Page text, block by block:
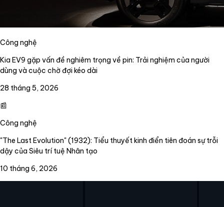
Công nghệ
Kia EV9 gặp vấn đề nghiêm trọng về pin: Trải nghiệm của người
dùng và cuộc chờ đợi kéo dài
28 tháng 5, 2026
📰
Công nghệ
"The Last Evolution" (1932): Tiểu thuyết kinh điển tiên đoán sự trỗi
dậy của Siêu trí tuệ Nhân tạo
10 tháng 6, 2026